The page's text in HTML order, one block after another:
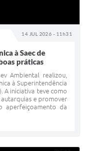
14 JUL 2026 - 11h31
à Saec de
práticas
Ambiental realizou,
à Superintendência
A iniciativa teve como
e promover
aperfeiçoamento da